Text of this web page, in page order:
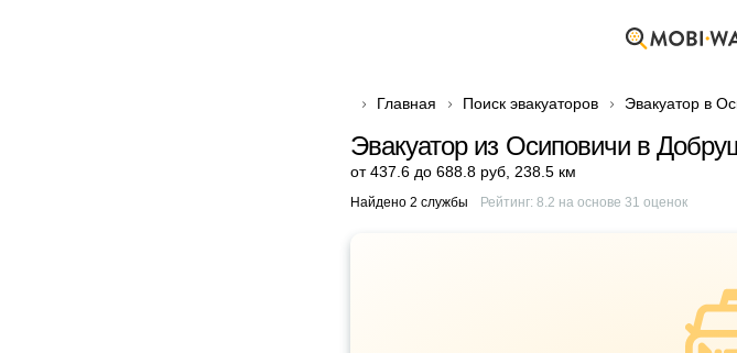
Главная Поиск эвакуаторов Эвакуатор в
Эвакуатор из Осиповичи в
от 437.6 до 688.8 руб 238.5 км
Найдено 2 службы Рейтинг: 8.2 на основе 31 оценок